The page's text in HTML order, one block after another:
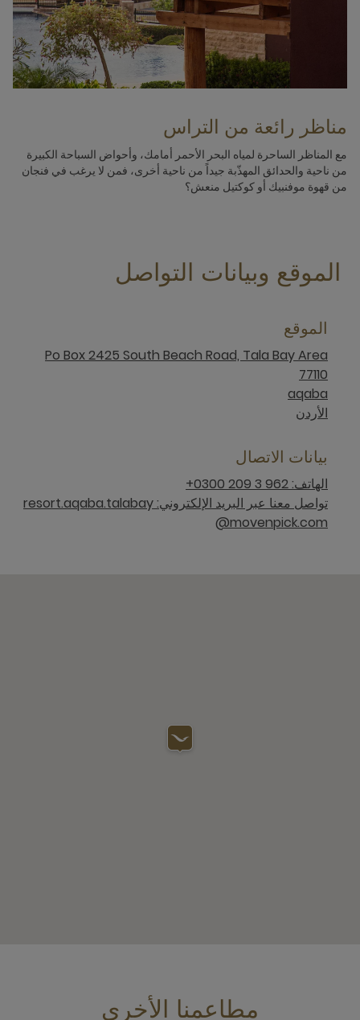
مناظر رائعة من التراس
مع المناظر الساحرة لمياه البحر الأحمر أمامك، وأحواض السباحة الكبيرة
من ناحية والحدائق المهذّبة جيداً من ناحية أخرى، فمن لا يرغب في فنجان
من قهوة موفنبيك أو كوكتيل منعش؟
الموقع وبيانات التواصل
الموقع
Po Box 2425 South Beach Road, Tala Bay Area
77110
aqaba
الأردن
بيانات الاتصال
الهاتف: 962 3 209 0300+
تواصل معنا عبر البريد الإلكتروني: resort.aqaba.talabay
@movenpick.com
مطاعمنا الأخرى